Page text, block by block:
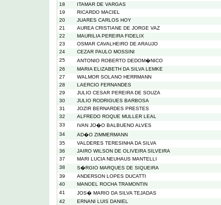
18
ITAMAR DE VARGAS
19
RICARDO MACIEL
20
JUARES CARLOS HOY
21
AUREA CRISTIANE DE JORGE VAZ
22
MAURILIA PEREIRA FIDELIX
23
OSMAR CAVALHEIRO DE ARAUJO
24
CEZAR PAULO MOSSINI
25
ANTONIO ROBERTO DEDOM�NICO
26
MARIA ELIZABETH DA SILVA LEMKE
27
WALMOR SOLANO HERRMANN
28
LAERCIO FERNANDES
29
JULIO CESAR PEREIRA DE SOUZA
30
JULIO RODRIGUES BARBOSA
31
JOZIR BERNARDES PRESTES
32
ALFREDO ROQUE MULLER LEAL
33
IVAN JO�O BALBUENO ALVES
34
AD�O ZIMMERMANN
35
VALDERES TERESINHA DA SILVA
36
JAIRO WILSON DE OLIVEIRA SILVEIRA
37
MARI LUCIA NEUHAUS MANTELLI
38
S�RGIO MARQUES DE SIQUEIRA
39
ANDERSON LOPES DUCATTI
40
MANOEL ROCHA TRAMONTIN
41
JOS� MARIO DA SILVA TEJADAS
42
ERNANI LUIS DANIEL